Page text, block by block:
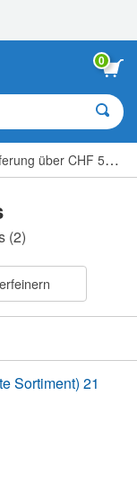
0
über CHF 56.00 »
(2)
Sortiment) 21